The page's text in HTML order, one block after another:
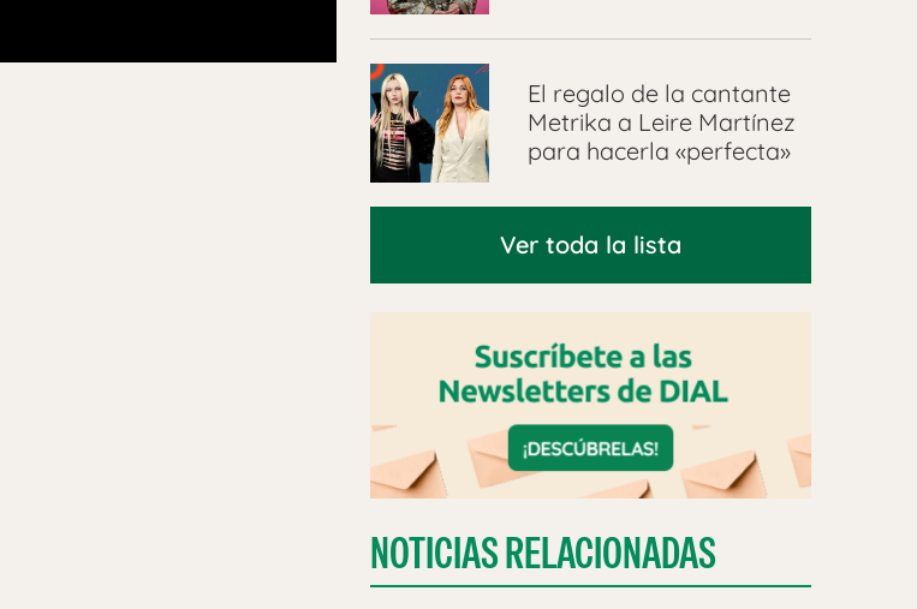
El regalo de la cantante
Metrika a Leire Martínez
para hacerla «perfecta»
Ver toda la lista
NOTICIAS RELACIONADAS